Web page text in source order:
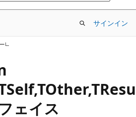
サインイン
ェイス